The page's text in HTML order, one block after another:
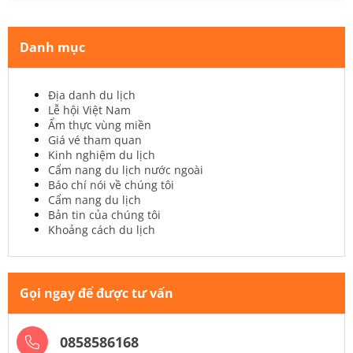
Danh mục
Địa danh du lịch
Lễ hội Việt Nam
Ẩm thực vùng miền
Giá vé tham quan
Kinh nghiệm du lịch
Cẩm nang du lịch nước ngoài
Báo chí nói về chúng tôi
Cẩm nang du lịch
Bản tin của chúng tôi
Khoảng cách du lịch
Gọi ngay để được tư vấn
0858586168